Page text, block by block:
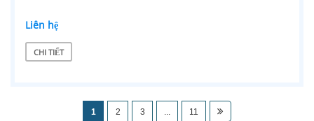
Liên hệ
CHI TIẾT
1 2 3 ... 11